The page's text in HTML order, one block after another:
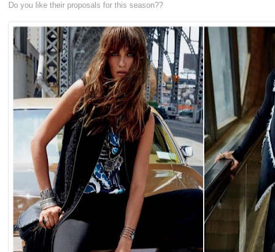
Do you like their proposals for this season??